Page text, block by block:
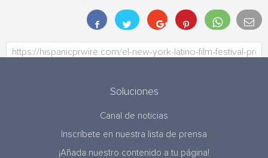
Soluciones
Canal de noticias
Inscríbete en nuestra lista de prensa
¡Añada nuestro contenido a tu página!